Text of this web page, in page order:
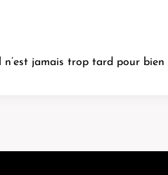
n’est jamais trop tard pour bien